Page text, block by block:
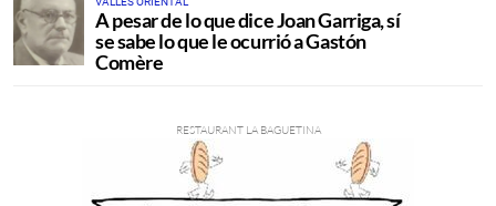
A pesar de lo que dice Joan Garriga, sí
se sabe lo que le ocurrió a Gastón
Comère